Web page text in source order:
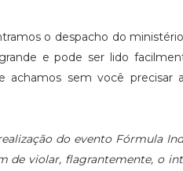
o despacho do
e pode ser lido
achamos sem você
do evento Fórmula
de violar, flagrantemente, o